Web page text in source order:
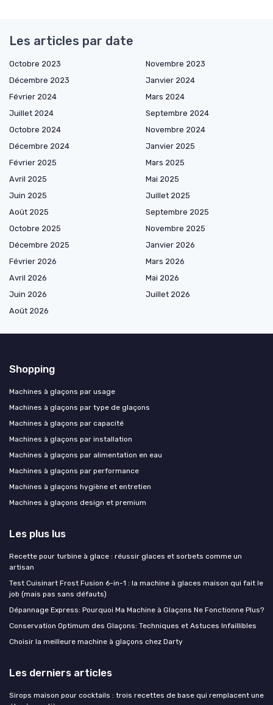
Les articles par date
Octobre 2023
Novembre 2023
Décembre 2023
Janvier 2024
Février 2024
Mars 2024
Juillet 2024
Septembre 2024
Octobre 2024
Novembre 2024
Décembre 2024
Janvier 2025
Février 2025
Mars 2025
Avril 2025
Mai 2025
Juin 2025
Juillet 2025
Août 2025
Septembre 2025
Octobre 2025
Novembre 2025
Décembre 2025
Janvier 2026
Février 2026
Mars 2026
Avril 2026
Mai 2026
Juin 2026
Juillet 2026
Août 2026
Shopping
Machines à glaçons par usage
Machines à glaçons par type de glaçons
Machines à glaçons par capacité
Machines à glaçons par installation
Machines à glaçons par alimentation en eau
Machines à glaçons par performance
Machines à glaçons hygiène et entretien
Machines à glaçons design et premium
Les plus lus
Recette pour turbine à glace : réussir glaces et sorbets comme un
artisan
Test Cuisinart Frost Fusion 6-in-1 : la machine à glaces maison qui fait le
job (mais pas sans défauts)
Dépannage Express: Pourquoi Ma Machine à Glaçons Ne Fonctionne Plus?
Conservation Optimum des Glaçons: Techniques et Astuces Infaillibles
Choisir la meilleure machine à glaçons chez Darty
Les derniers articles
Sirops maison pour cocktails : trois recettes de base qui remplacent une